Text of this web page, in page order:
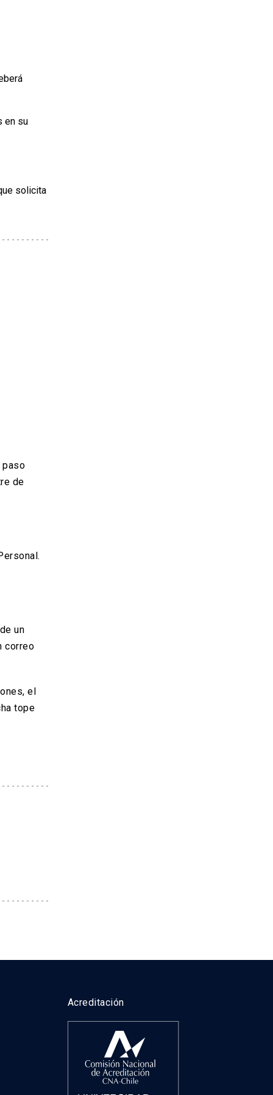
en su
solicita
paso
de
un
correo
el
tope
Acreditación